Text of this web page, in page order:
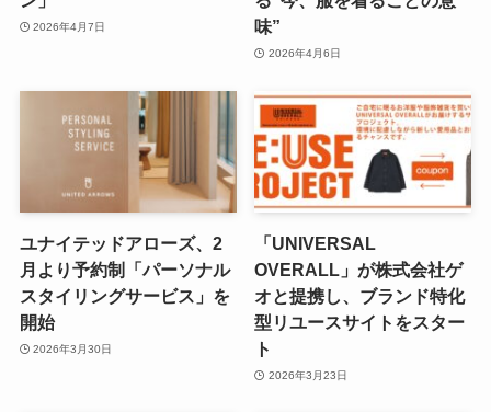
2026年4月7日
味”
2026年4月6日
ユナイテッドアローズ、2
月より予約制「パーソナル
スタイリングサービス」を
開始
2026年3月30日
「UNIVERSAL
OVERALL」が株式会社ゲ
オと提携し、ブランド特化
型リユースサイトをスター
ト
2026年3月23日